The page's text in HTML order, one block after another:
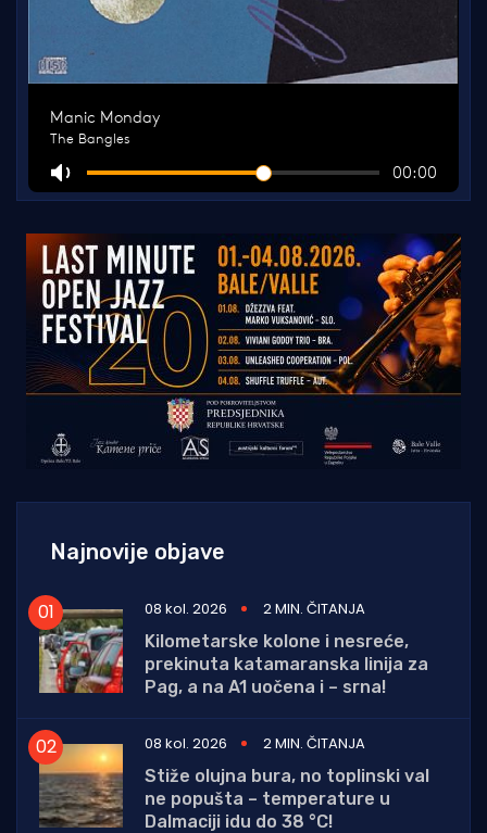
Najnovije objave
08 kol. 2026
2 MIN. ČITANJA
Kilometarske kolone i nesreće,
prekinuta katamaranska linija za
Pag, a na A1 uočena i – srna!
08 kol. 2026
2 MIN. ČITANJA
Stiže olujna bura, no toplinski val
ne popušta – temperature u
Dalmaciji idu do 38 °C!